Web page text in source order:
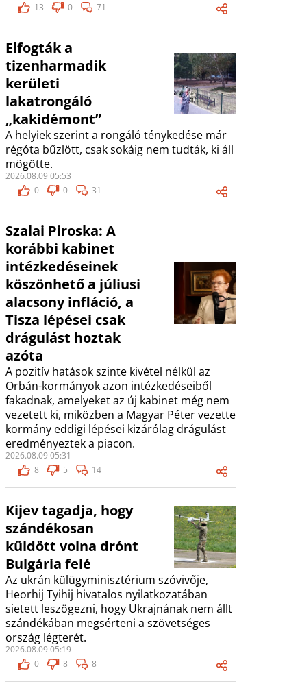
13
0 71
Elfogták a
tizenharmadik
kerületi
lakatrongáló
„kakidémont”
A helyiek szerint a rongáló ténykedése már
régóta bűzlött, csak sokáig nem tudták, ki áll
mögötte.
2026.08.09 05:53
0
0 31
Szalai Piroska: A
korábbi kabinet
intézkedéseinek
köszönhető a júliusi
alacsony infláció, a
Tisza lépései csak
drágulást hoztak
azóta
A pozitív hatások szinte kivétel nélkül az
Orbán-kormányok azon intézkedéseiből
fakadnak, amelyeket az új kabinet még nem
vezetett ki, miközben a Magyar Péter vezette
kormány eddigi lépései kizárólag drágulást
eredményeztek a piacon.
2026.08.09 05:31
8
5 14
Kijev tagadja, hogy
szándékosan
küldött volna drónt
Bulgária felé
Az ukrán külügyminisztérium szóvivője,
Heorhij Tyihij hivatalos nyilatkozatában
sietett leszögezni, hogy Ukrajnának nem állt
szándékában megsérteni a szövetséges
ország légterét.
2026.08.09 05:19
0
8 8